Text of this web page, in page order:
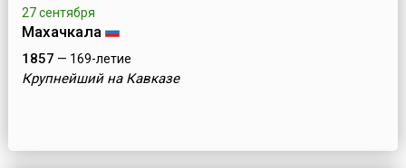
27 сентября
Махачкала
1857 — 169-летие
Крупнейший на Кавказе